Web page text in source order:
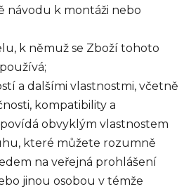
návodu k montáži nebo
k němuž se Zboží tohoto
a dalšími vlastnostmi, včetně
kompatibility a
obvyklým vlastnostem
které můžete rozumně
na veřejná prohlášení
jinou osobou v témže